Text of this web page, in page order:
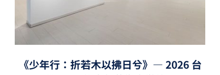
《少年行：折若木以拂日兮》— 2026 台